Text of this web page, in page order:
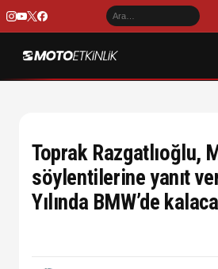
Toprak Razgatlıoğlu,
söylentilerine yanıt
Yılında BMW’de